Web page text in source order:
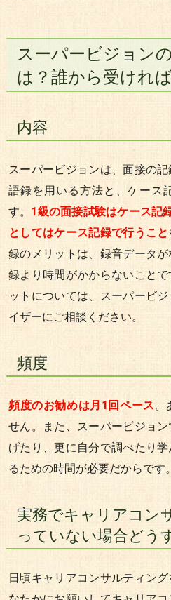
スーパービジョン
は？誰から受けれ
内容
スーパービジョンは、面接の
語録を用いる方法と、ケース
す。 1級の面接試験はケース記
としてはケース記録で行うこと
録のメリットは、録音データ
録より時間がかからないこと
ットについては、スーパービ
イザーにご相談ください。
頻度
頻度のお勧めは月1回ペース。
せん。また、スーパービジョ
げたり、更に自分で調べたり
るための時間が必要だからです。
実務でキャリアコン
っていない場合どう
日頃キャリアコンサルティン